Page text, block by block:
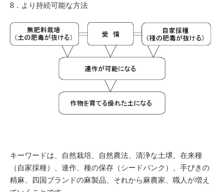
8．より持続可能な方法
キーワードは、自然栽培、自然農法、清浄な土壌、在来種
（自家採種）、連作、種の保存（シードバンク）、手びきの
精麻、四国ブランドの麻製品、それから麻農家、職人が増え